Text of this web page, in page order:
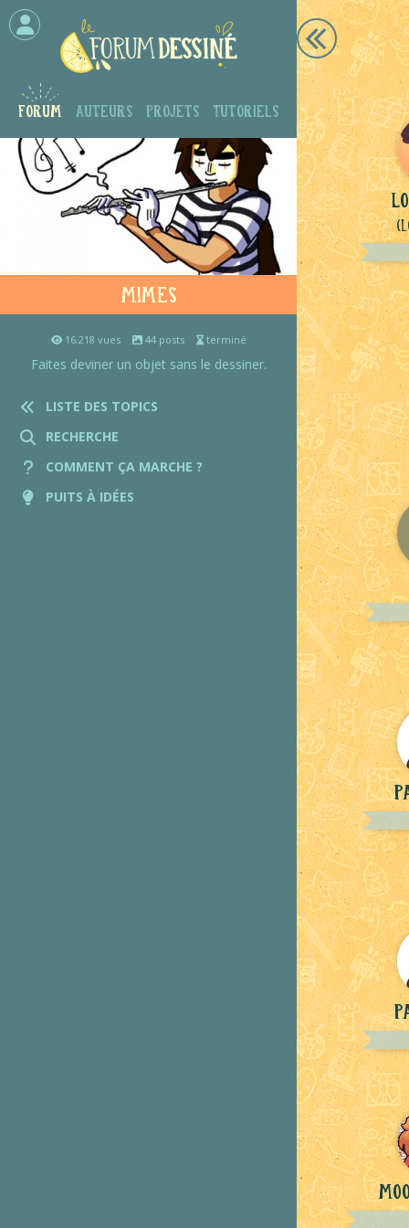
Forum Auteurs Projets Tutoriels
Mimes
16.218 vues 44 posts terminé
Faites deviner un objet sans le dessiner.
LISTE DES TOPICS
RECHERCHE
COMMENT ÇA MARCHE ?
PUITS À IDÉES